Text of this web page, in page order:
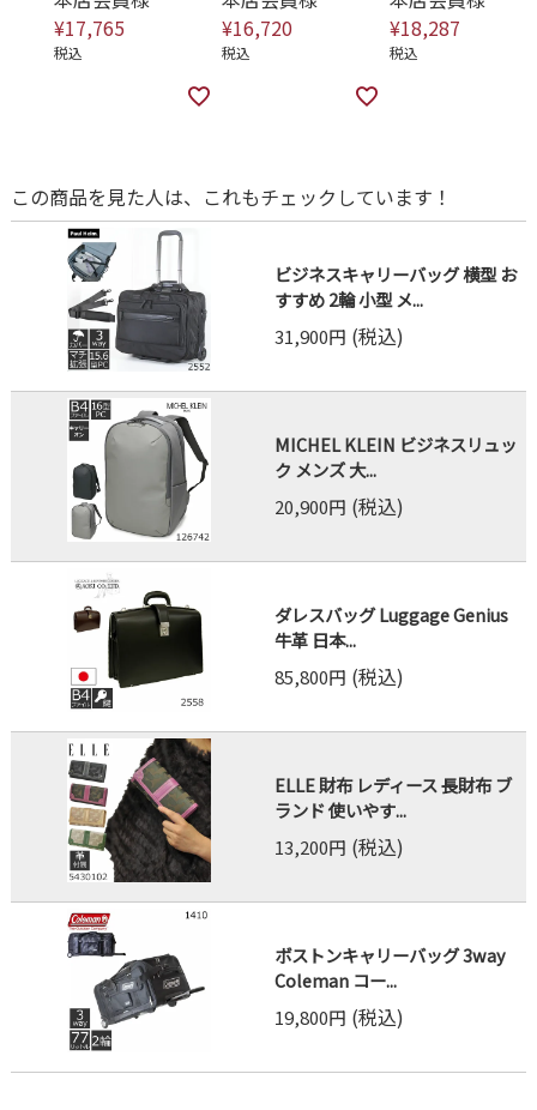
¥17,765
税込
¥16,720
税込
¥18,287
税込
この商品を見た人は、これもチェックしています！
ビジネスキャリーバッグ 横型 お
すすめ 2輪 小型 メ...
31,900円 (税込)
MICHEL KLEIN ビジネスリュッ
ク メンズ 大...
20,900円 (税込)
ダレスバッグ Luggage Genius
牛革 日本...
85,800円 (税込)
ELLE 財布 レディース 長財布 ブ
ランド 使いやす...
13,200円 (税込)
ボストンキャリーバッグ 3way
Coleman コー...
19,800円 (税込)